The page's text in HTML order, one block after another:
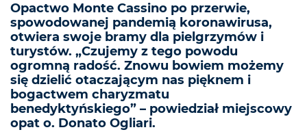
Opactwo Monte Cassino po przerwie,
spowodowanej pandemią koronawirusa,
otwiera swoje bramy dla pielgrzymów i
turystów. „Czujemy z tego powodu
ogromną radość. Znowu bowiem możemy
się dzielić otaczającym nas pięknem i
bogactwem charyzmatu
benedyktyńskiego” – powiedział miejscowy
opat o. Donato Ogliari.